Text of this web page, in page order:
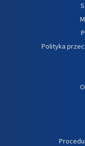
Polityka